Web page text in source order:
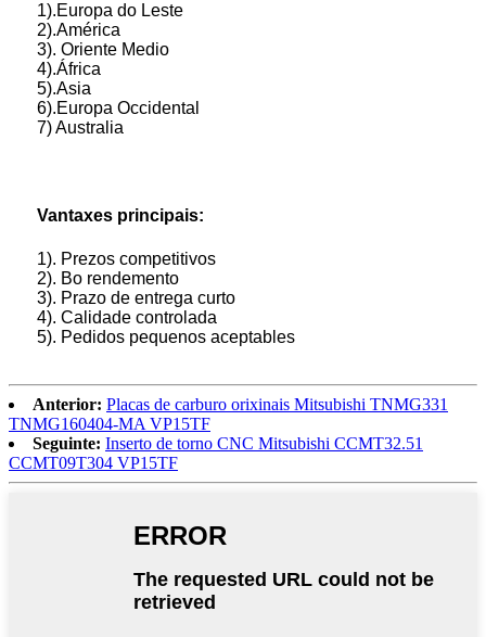
1).Europa do Leste
2).América
3). Oriente Medio
4).África
5).Asia
6).Europa Occidental
7) Australia
Vantaxes principais:
1). Prezos competitivos
2). Bo rendemento
3). Prazo de entrega curto
4). Calidade controlada
5). Pedidos pequenos aceptables
Anterior: Placas de carburo orixinais Mitsubishi TNMG331
TNMG160404-MA VP15TF
Seguinte: Inserto de torno CNC Mitsubishi CCMT32.51
CCMT09T304 VP15TF